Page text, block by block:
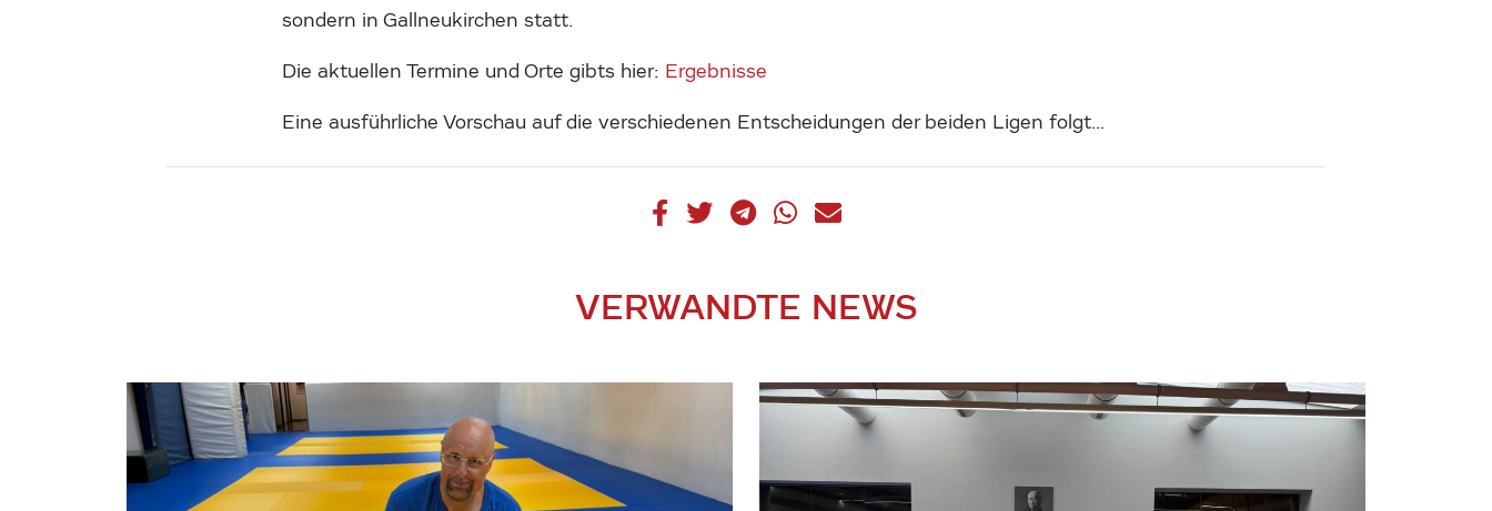
sondern in Gallneukirchen statt.
Die aktuellen Termine und Orte gibts hier: Ergebnisse
Eine ausführliche Vorschau auf die verschiedenen Entscheidungen der beiden Ligen folgt…
VERWANDTE NEWS